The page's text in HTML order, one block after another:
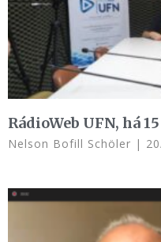
RádioWeb UFN, há
Nelson Bofill Schöler